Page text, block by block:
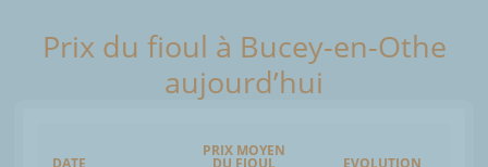
Prix du fioul à Bucey-en-Othe
aujourd’hui
DATE
PRIX MOYEN
DU FIOUL EVOLUTION